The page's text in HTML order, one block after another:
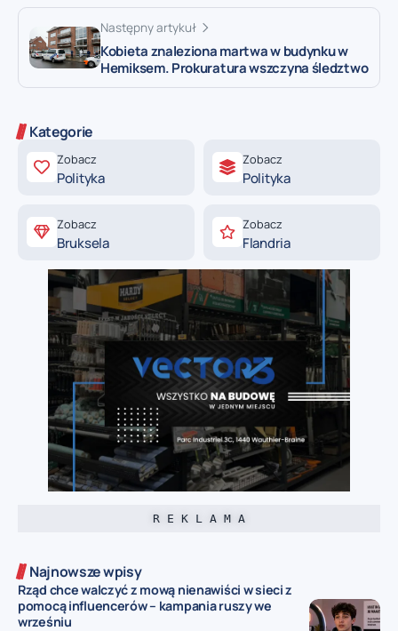
Następny artykuł
Kobieta znaleziona martwa w budynku w
Hemiksem. Prokuratura wszczyna śledztwo
Kategorie
Zobacz
Polityka
Zobacz
Polityka
Zobacz
Bruksela
Zobacz
Flandria
R E K L A M A
Najnowsze wpisy
Rząd chce walczyć z mową nienawiści w sieci z
pomocą influencerów – kampania ruszy we
wrześniu